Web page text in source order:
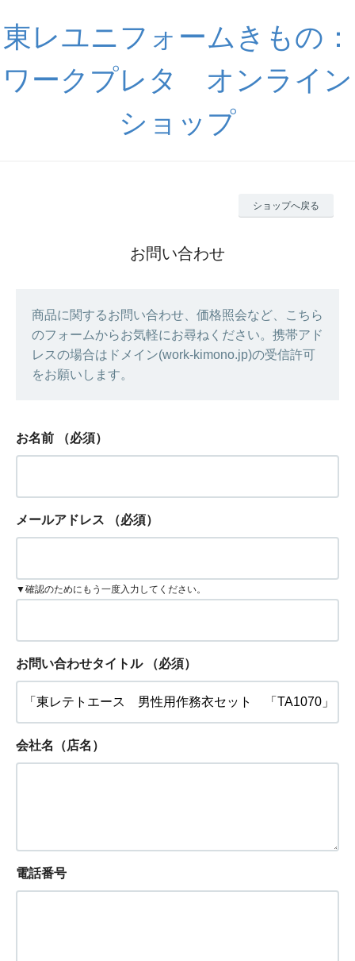
東レユニフォームきもの：
ワークプレタ オンライン
ショップ
ショップへ戻る
お問い合わせ
商品に関するお問い合わせ、価格照会など、こちら
のフォームからお気軽にお尋ねください。携帯アド
レスの場合はドメイン(work-kimono.jp)の受信許可
をお願いします。
お名前 （必須）
メールアドレス （必須）
▼確認のためにもう一度入力してください。
お問い合わせタイトル （必須）
会社名（店名）
電話番号